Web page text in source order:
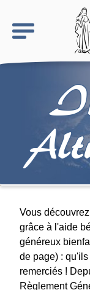
Vous
grâce à l'aide
généreux
de page) :
remerciés !
Règlement